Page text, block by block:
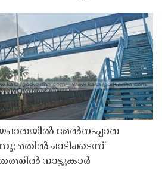
മേൽനടപ്പാത
ചാടിക്കടന്ന്
നാട്ടുകാർ